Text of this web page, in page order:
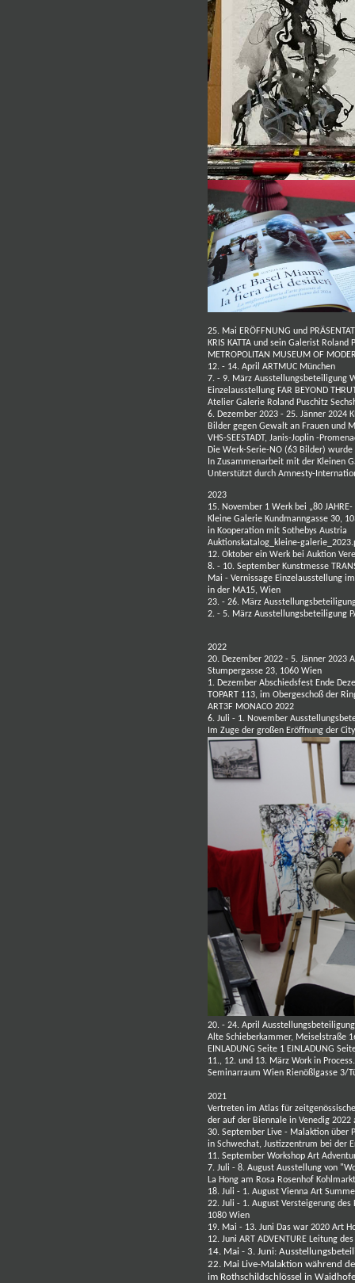
25. Mai ERÖFFNUNG und
KRIS KATTA und sein Galerist Roland
METROPOLITAN MUSEUM OF
12. - 14. April ARTMUC München
7. - 9. März Ausstellungsbeteiligung
Einzelausstellung FAR BEYOND
Atelier Galerie Roland Puschitz
6. Dezember 2023 - 25. Jänner 2024
Bilder gegen Gewalt an Frauen und
VHS-SEESTADT, Janis-Joplin -
Die Werk-Serie-NO (63 Bilder)
In Zusammenarbeit mit der Kleinen
Unterstützt durch Amnesty-
2023
15. November 1 Werk bei „80
Kleine Galerie Kundmanngasse 30,
in Kooperation mit Sothebys Austria
Auktionskatalog_kleine-
12. Oktober ein Werk bei Auktion
8. - 10. September Kunstmesse
Mai - Vernissage Einzelausstellung
in der MA15, Wien
23. - 26. März
2. - 5. März Ausstellungsbeteiligung
2022
20. Dezember 2022 - 5. Jänner 2023
Stumpergasse 23, 1060 Wien
1. Dezember Abschiedsfest Ende
TOPART 113, im Obergeschoß der
ART3F MONACO 2022
6. Juli - 1. November
Im Zuge der großen Eröffnung der
20. - 24. April
Alte Schieberkammer, Meiselstraße
EINLADUNG Seite 1 EINLADUNG
11., 12. und 13. März Work in
Seminarraum Wien Rienößlgasse 3/
2021
Vertreten im Atlas für
der auf der Biennale in Venedig
30. September Live - Malaktion über
in Schwechat, Justizzentrum bei der
11. September Workshop Art
7. Juli - 8. August Ausstellung von
La Hong am Rosa Rosenhof
18. Juli - 1. August Vienna Art
22. Juli - 1. August Versteigerung des
1080 Wien
19. Mai - 13. Juni Das war 2020 Art
12. Juni ART ADVENTURE Leitung
14. Mai - 3. Juni:
22. Mai Live-Malaktion während
im Rothschildschlössel in